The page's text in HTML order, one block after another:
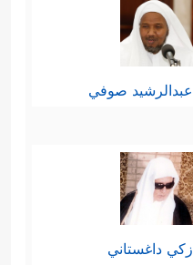
عبدالرشيد صوفي
زكي داغستاني